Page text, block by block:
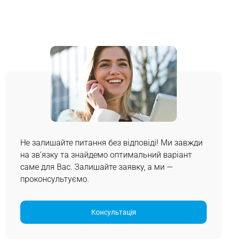
Не залишайте питання без відповіді! Ми завжди
на зв’язку та знайдемо оптимальний варіант
саме для Вас. Залишайте заявку, а ми —
проконсультуємо.
Консультація